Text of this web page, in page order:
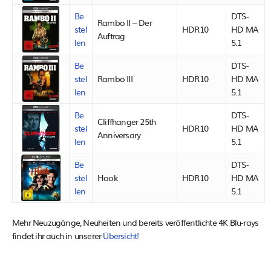
Be
stel
len
Rambo II – Der
Auftrag
HDR10
DTS-
HD MA
5.1
Be
stel
len
Rambo III HDR10
DTS-
HD MA
5.1
Be
stel
len
Cliffhanger 25th
Anniversary
HDR10
DTS-
HD MA
5.1
Be
stel
len
Hook HDR10
DTS-
HD MA
5.1
Mehr Neuzugänge, Neuheiten und bereits veröffentlichte 4K Blu-rays
findet ihr auch in unsererÜbersicht!